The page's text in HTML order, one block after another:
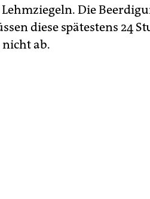
Die
diese spätestens 24
ab.